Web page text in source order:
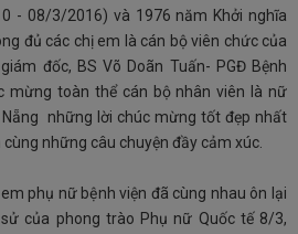
- 08/3/2016) và 1976 năm Khởi nghĩa
đủ các chị em là cán bộ viên chức của
đốc, BS Võ Doãn Tuấn- PGĐ Bệnh
mừng toàn thể cán bộ nhân viên là nữ
Nẵng những lời chúc mừng tốt đẹp nhất
những câu chuyện đầy cảm xúc.
nữ bệnh viện đã cùng nhau ôn lại
của phong trào Phụ nữ Quốc tế 8/3,